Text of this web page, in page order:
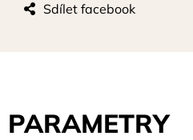
Sdílet facebook
PARAMETRY